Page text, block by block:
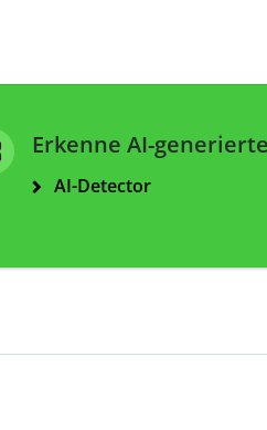
Erkenne AI-
AI-Detector